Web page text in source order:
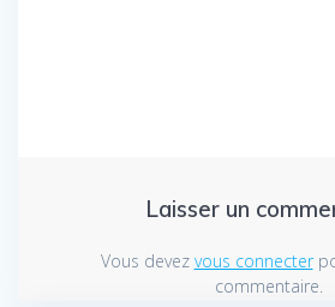
Laisser un
Vous devez vous connecter
commentaire.